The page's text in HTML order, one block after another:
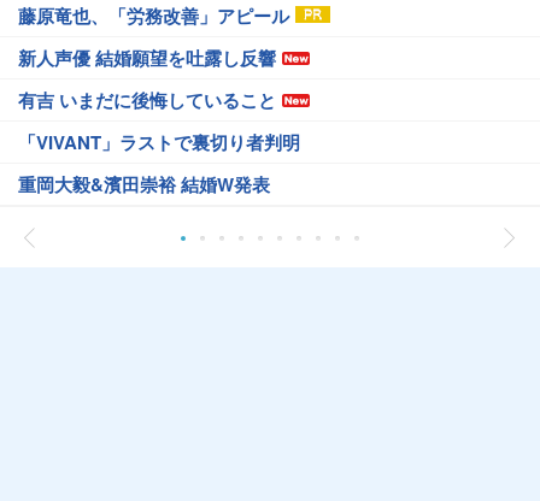
藤原竜也、「労務改善」アピール
新人声優 結婚願望を吐露し反響
有吉 いまだに後悔していること
「VIVANT」ラストで裏切り者判明
重岡大毅&濱田崇裕 結婚W発表